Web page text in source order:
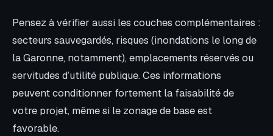
Pensez à vérifier aussi les couches complémentaires :
secteurs sauvegardés, risques (inondations le long de
la Garonne, notamment), emplacements réservés ou
servitudes d’utilité publique. Ces informations
peuvent conditionner fortement la faisabilité de
votre projet, même si le zonage de base est
favorable.